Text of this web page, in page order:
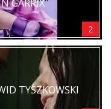
GARRIX
2
TYSZKOWSKI